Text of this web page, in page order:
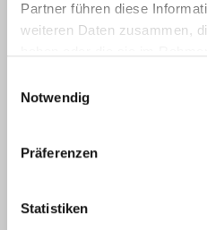
Partner führen diese
weiteren Daten zusammen,
Notwendig
Präferenzen
Statistiken